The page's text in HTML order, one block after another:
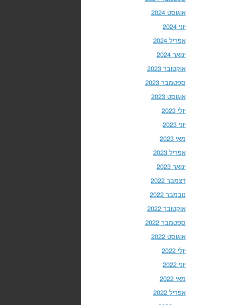
אוגוסט 2024
יוני 2024
אפריל 2024
ינואר 2024
אוקטובר 2023
ספטמבר 2023
אוגוסט 2023
יולי 2023
יוני 2023
מאי 2023
אפריל 2023
ינואר 2023
דצמבר 2022
נובמבר 2022
אוקטובר 2022
ספטמבר 2022
אוגוסט 2022
יולי 2022
יוני 2022
מאי 2022
אפריל 2022